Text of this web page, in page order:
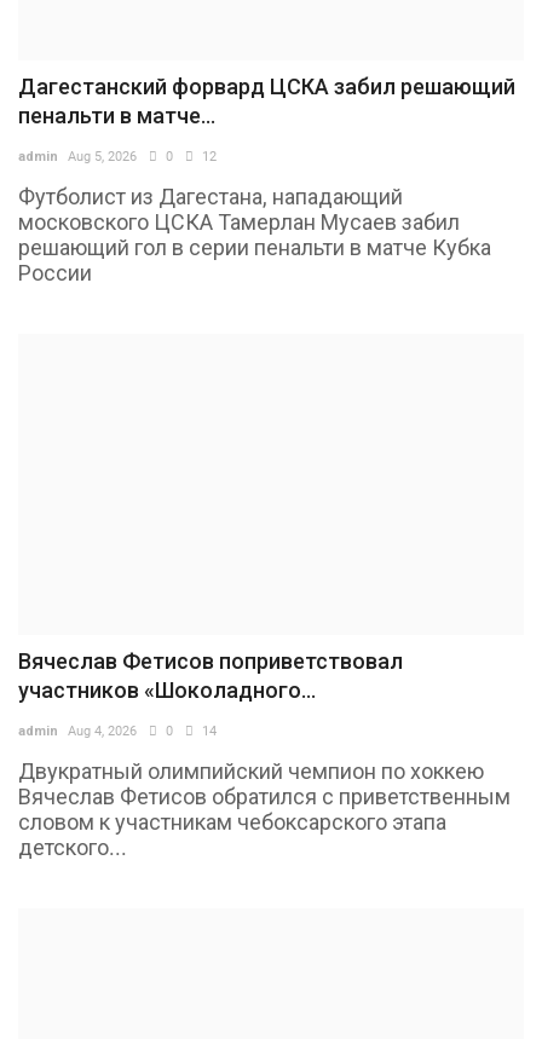
Дагестанский форвард ЦСКА забил решающий
пенальти в матче...
admin Aug 5, 2026 0 12
Футболист из Дагестана, нападающий
московского ЦСКА Тамерлан Мусаев забил
решающий гол в серии пенальти в матче Кубка
России
Вячеслав Фетисов поприветствовал
участников «Шоколадного...
admin Aug 4, 2026 0 14
Двукратный олимпийский чемпион по хоккею
Вячеслав Фетисов обратился с приветственным
словом к участникам чебоксарского этапа
детского...